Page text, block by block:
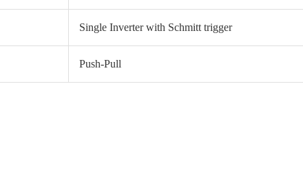
Single Inverter with Schmitt trigger
Push-Pull